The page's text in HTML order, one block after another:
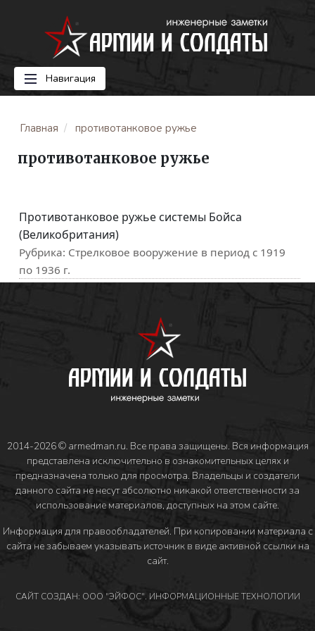
Навигация
Главная противотанковое ружье
противотанковое ружье
Противотанковое ружье системы Бойса
(Великобритания)
Рубрика: Стрелковое вооружение в период с 1919
по 1936 г.
2014-2026 © armedman.ru. Все права защищены. Вся информация
представлена исключительно в ознакомительных целях и
предназначена только для просмотра. Владельцы и создатели
данного сайта не несут абсолютно никакой ответственности за
использование материалов, доступных на этом сайте.
Информация для правообладателей. При копировании материала с
сайта не забываем указывать источник в виде активной ссылки на
сайт.
САЙТ СОЗДАН: ООО "ЭЙФОС". ИНФОРМАЦИОННЫЕ ТЕХНОЛОГИИ